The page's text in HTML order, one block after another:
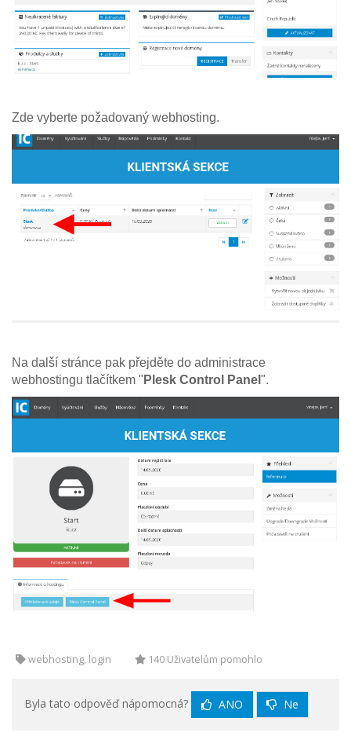
Zde vyberte požadovaný webhosting.
Na další stránce pak přejděte do administrace
webhostingu tlačítkem " Plesk Control Panel ".
webhosting, login 140 Uživatelům pomohlo
Byla tato odpověď nápomocná? ANO Ne